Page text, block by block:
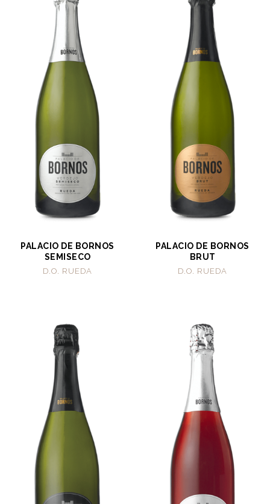
PALACIO DE BORNOS
SEMISECO
D.O. RUEDA
PALACIO DE BORNOS
BRUT
D.O. RUEDA